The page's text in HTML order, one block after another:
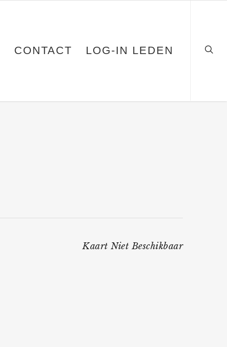
CONTACT LOG-IN LEDEN
Kaart Niet Beschikbaar